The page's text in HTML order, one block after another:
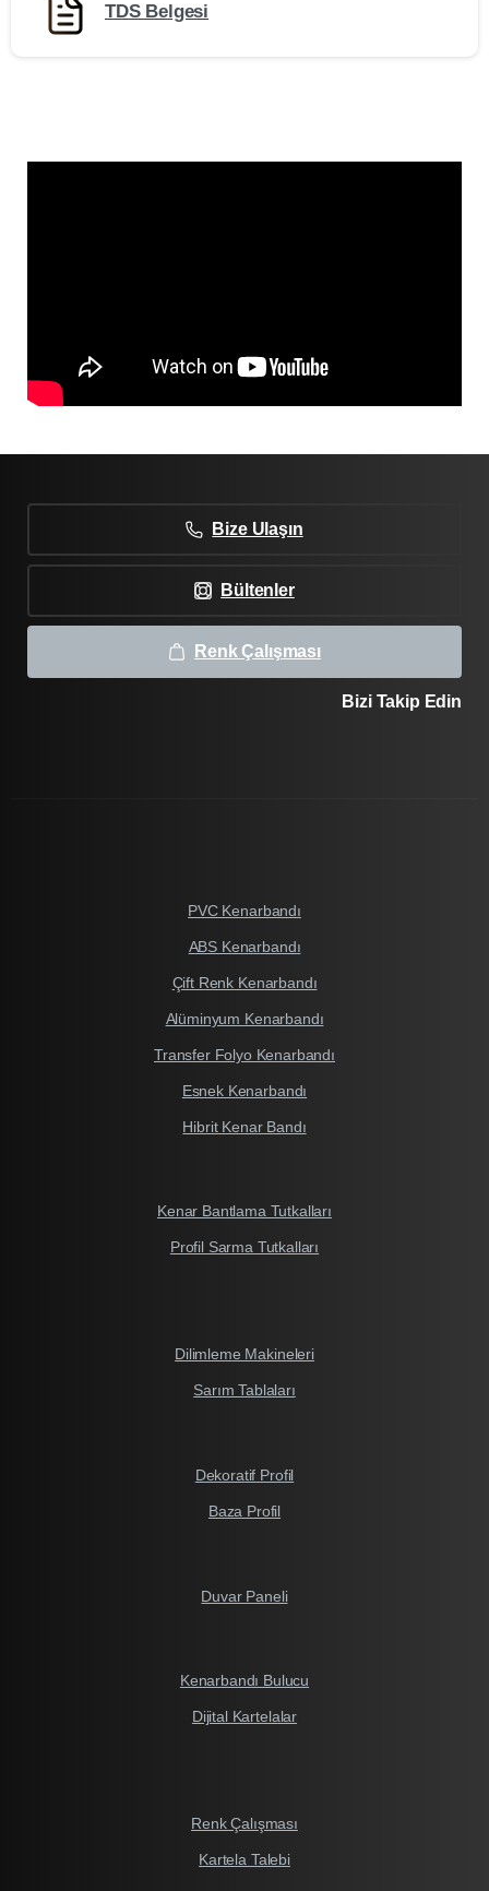
TDS Belgesi
Bize Ulaşın
Bültenler
Renk Çalışması
Bizi Takip Edin
PVC Kenarbandı
ABS Kenarbandı
Çift Renk Kenarbandı
Alüminyum Kenarbandı
Transfer Folyo Kenarbandı
Esnek Kenarbandı
Hibrit Kenar Bandı
Kenar Bantlama Tutkalları
Profil Sarma Tutkalları
Dilimleme Makineleri
Sarım Tablaları
Dekoratif Profil
Baza Profil
Duvar Paneli
Kenarbandı Bulucu
Dijital Kartelalar
Renk Çalışması
Kartela Talebi